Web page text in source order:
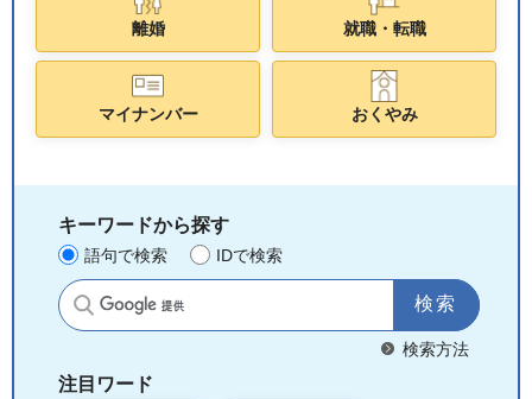
離婚 就職・転職
マイナンバー おくやみ
キーワードから探す
語句で検索 IDで検索
サイト内検索
検索方法
注目ワード